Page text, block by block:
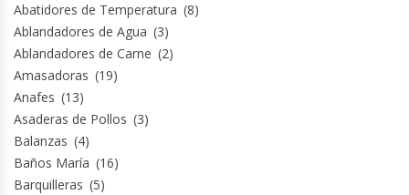
Abatidores de Temperatura (8)
Ablandadores de Agua (3)
Ablandadores de Carne (2)
Amasadoras (19)
Anafes (13)
Asaderas de Pollos (3)
Balanzas (4)
Baños María (16)
Barquilleras (5)